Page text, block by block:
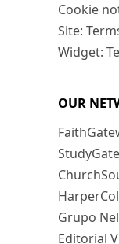
Cookie
Site:
Widget:
OUR
Grupo
Editorial